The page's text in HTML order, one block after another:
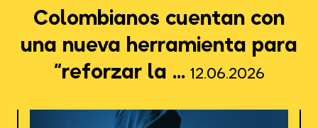
Colombianos cuentan con
una nueva herramienta para
“reforzar la ... 12.06.2026